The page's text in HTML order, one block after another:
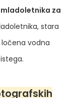
za
stara
ločena vodna